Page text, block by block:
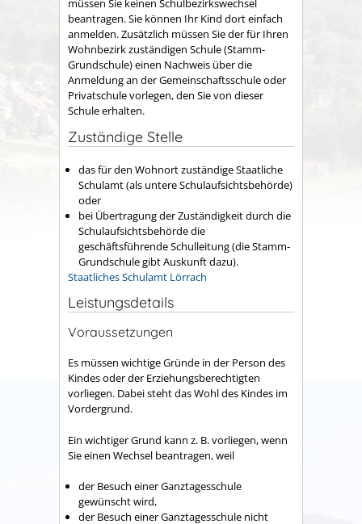
müssen Sie keinen Schulbezirkswechsel
beantragen. Sie können Ihr Kind dort einfach
anmelden. Zusätzlich müssen Sie der für Ihren
Wohnbezirk zuständigen Schule (Stamm-
Grundschule) einen Nachweis über die
Anmeldung an der Gemeinschaftsschule oder
Privatschule vorlegen, den Sie von dieser
Schule erhalten.
Zuständige Stelle
das für den Wohnort zuständige Staatliche
Schulamt (als untere Schulaufsichtsbehörde)
oder
bei Übertragung der Zuständigkeit durch die
Schulaufsichtsbehörde die
geschäftsführende Schulleitung (die Stamm-
Grundschule gibt Auskunft dazu).
Staatliches Schulamt Lörrach
Leistungsdetails
Voraussetzungen
Es müssen wichtige Gründe in der Person des
Kindes oder der Erziehungsberechtigten
vorliegen. Dabei steht das Wohl des Kindes im
Vordergrund.
Ein wichtiger Grund kann z. B. vorliegen, wenn
Sie einen Wechsel beantragen, weil
der Besuch einer Ganztagesschule
gewünscht wird,
der Besuch einer Ganztagesschule nicht